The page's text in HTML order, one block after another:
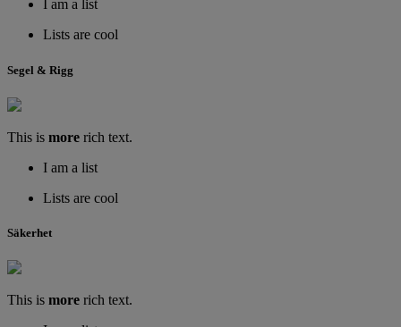
I am a list
Lists are cool
Segel & Rigg
This is more rich text.
I am a list
Lists are cool
Säkerhet
This is more rich text.